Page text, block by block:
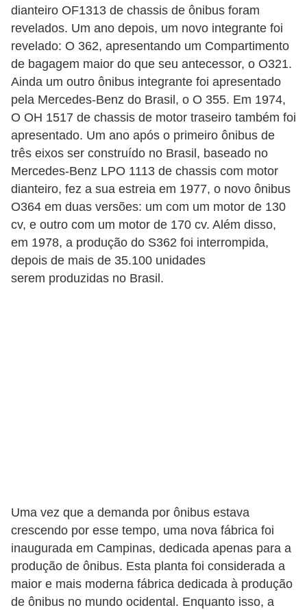
dianteiro OF1313 de chassis de ônibus foram
revelados. Um ano depois, um novo integrante foi
revelado: O 362, apresentando um Compartimento
de bagagem maior do que seu antecessor, o O321.
Ainda um outro ônibus integrante foi apresentado
pela Mercedes-Benz do Brasil, o O 355. Em 1974,
O OH 1517 de chassis de motor traseiro também foi
apresentado. Um ano após o primeiro ônibus de
três eixos ser construído no Brasil, baseado no
Mercedes-Benz LPO 1113 de chassis com motor
dianteiro, fez a sua estreia em 1977, o novo ônibus
O364 em duas versões: um com um motor de 130
cv, e outro com um motor de 170 cv. Além disso,
em 1978, a produção do S362 foi interrompida,
depois de mais de 35.100 unidades
serem produzidas no Brasil.
Uma vez que a demanda por ônibus estava
crescendo por esse tempo, uma nova fábrica foi
inaugurada em Campinas, dedicada apenas para a
produção de ônibus. Esta planta foi considerada a
maior e mais moderna fábrica dedicada à produção
de ônibus no mundo ocidental. Enquanto isso, a
o
m
o
t
i
v
a
s
L
e
i
s
e
t
o
s
e
s
c